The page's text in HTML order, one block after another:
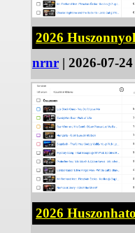
2026
nrnr | 2026-07-
2026